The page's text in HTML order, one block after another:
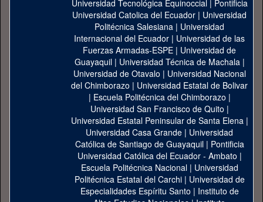
Universidad Tecnológica Equinoccial| Pontificia
Universidad Catolica del Ecuador | Universidad
Politécnica Salesiana | Universidad
Internacional del Ecuador | Universidad de las
Fuerzas Armadas-ESPE | Universidad de
Guayaquil| Universidad Técnica de Machala|
Universidad de Otavalo | Universidad Nacional
del Chimborazo | Universidad Estatal de Bolivar
| Escuela Politécnica del Chimborazo |
Universidad San Francisco de Quito |
Universidad Estatal Peninsular de Santa Elena|
Universidad Casa Grande | Universidad
Católica de Santiago de Guayaquil| Pontificia
Universidad Católica del Ecuador - Ambato |
Escuela Politécnica Nacional| Universidad
Politécnica Estatal del Carchi| Universidad de
Especialidades Espíritu Santo | Instituto de